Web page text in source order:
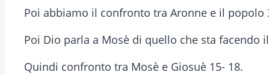
Poi abbiamo il confronto tra Aronne e il popolo
Poi Dio parla a Mosè di quello che sta facendo
Quindi confronto tra Mosè e Giosuè 15- 18.